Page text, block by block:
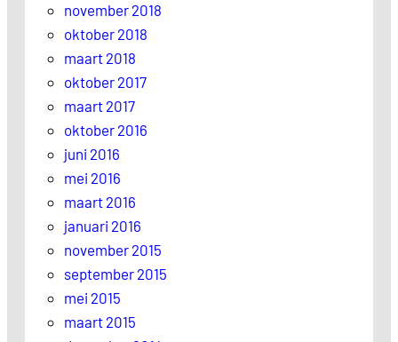
november 2018
oktober 2018
maart 2018
oktober 2017
maart 2017
oktober 2016
juni 2016
mei 2016
maart 2016
januari 2016
november 2015
september 2015
mei 2015
maart 2015